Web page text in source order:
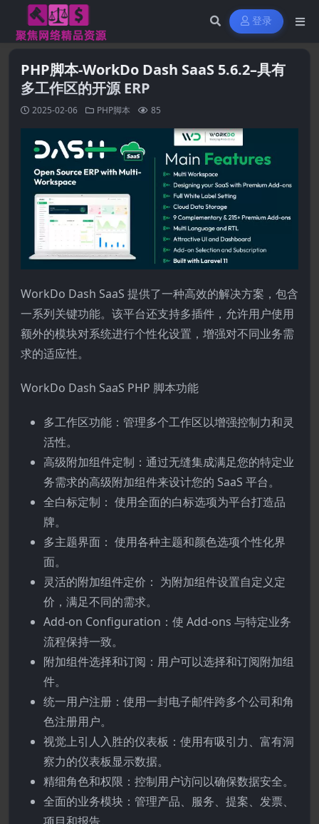
登录
PHP脚本-WorkDo Dash SaaS 5.6.2–具有
多工作区的开源 ERP
2025-02-06 PHP脚本 85
WorkDo Dash SaaS 提供了一种高效的解决方案，包含
一系列关键功能。该平台还支持多插件，允许用户使用
额外的模块对系统进行个性化设置，增强对不同业务需
求的适应性。
WorkDo Dash SaaS PHP 脚本功能
多工作区功能：管理多个工作区以增强控制力和灵
活性。
高级附加组件定制：通过无缝集成满足您的特定业
务需求的高级附加组件来设计您的 SaaS 平台。
全白标定制： 使用全面的白标选项为平台打造品
牌。
多主题界面： 使用各种主题和颜色选项个性化界
面。
灵活的附加组件定价： 为附加组件设置自定义定
价，满足不同的需求。
Add-on Configuration：使 Add-ons 与特定业务
流程保持一致。
附加组件选择和订阅：用户可以选择和订阅附加组
件。
统一用户注册：使用一封电子邮件跨多个公司和角
色注册用户。
视觉上引人入胜的仪表板：使用有吸引力、富有洞
察力的仪表板显示数据。
精细角色和权限：控制用户访问以确保数据安全。
全面的业务模块：管理产品、服务、提案、发票、